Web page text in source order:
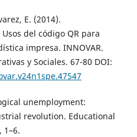
E. (2014).
del código QR para
impresa. INNOVAR.
y Sociales. 67-80 DOI:
unemployment:
revolution. Educational
1–6.